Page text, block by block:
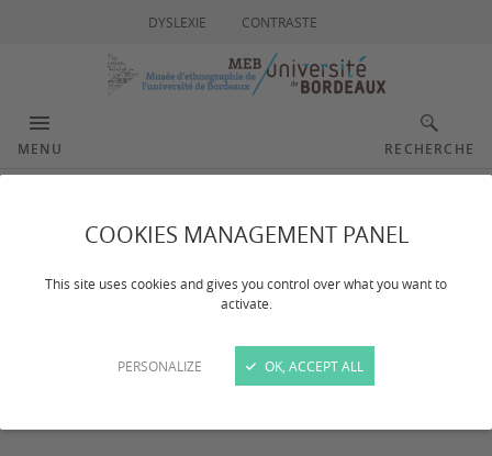
COOKIES MANAGEMENT PANEL
This site uses cookies and gives you control over what you want to
activate.
PERSONALIZE OK, ACCEPT ALL
DYSLEXIE CONTRASTE
MENU RECHERCHE
Jonques
le 07/11/2023
Du 4 janvier 2011 au 30 mars 2011. Exposition